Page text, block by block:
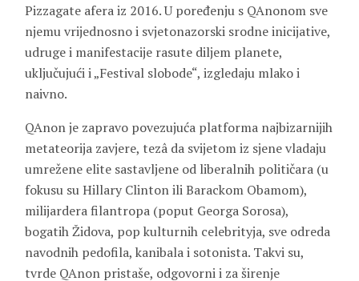
Pizzagate afera iz 2016. U poređenju s QAnonom sve
njemu vrijednosno i svjetonazorski srodne inicijative,
udruge i manifestacije rasute diljem planete,
uključujući i „Festival slobode“, izgledaju mlako i
naivno.
QAnon je zapravo povezujuća platforma najbizarnijih
metateorija zavjere, tezâ da svijetom iz sjene vladaju
umrežene elite sastavljene od liberalnih političara (u
fokusu su Hillary Clinton ili Barackom Obamom),
milijardera filantropa (poput Georga Sorosa),
bogatih Židova, pop kulturnih celebrityja, sve odreda
navodnih pedofila, kanibala i sotonista. Takvi su,
tvrde QAnon pristaše, odgovorni i za širenje